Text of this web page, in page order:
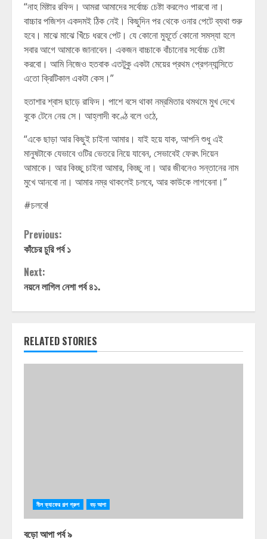
“নাহ মিষ্টার রফিদ। আমরা আমাদের সর্বোচ্চ চেষ্টা করলেও পারবো না।
বাচ্চার পজিশন একদমই ঠিক নেই। কিছুদিন পর থেকে ওনার পেটে ব্যথা শুরু
হবে। মাঝে মাঝে খিঁচে ধরবে পেট। যে কোনো মুহূর্তে কোনো সমস্যা হলে
সবার আগে আমাকে জানাবেন। একজন বাচ্চাকে বাঁচানোর সর্বোচ্চ চেষ্টা
করবো। আমি নিজেও হতবাক এতটুকু একটা মেয়ের প্রথম প্রেগন্যান্সিতে
এতো ক্রিটিকাল একটা কেস।”
হতাশার শ্বাস ছাড়ে রাফিদ। পাশে বসে থাকা নম্রমিতার থমথমে মুখ দেখে
বুকে টেনে নেয় সে। আহ্লাদী কণ্ঠে বলে ওঠে,
“একে ছাড়া আর কিছুই চাইনা আমার। যাই হয়ে যাক, আপনি শুধু এই
মানুষটাকে যেভাবে ওটির ভেতরে নিয়ে যাবেন, সেভাবেই ফেরৎ দিয়েন
আমাকে। আর কিচ্ছু চাইনা আমার, কিচ্ছু না। আর জীবনেও সন্তানের নাম
মুখে আনবো না। আমার নম্র থাকলেই চলবে, আর কাউকে লাগবেনা।”
#চলবে!
Continue
Reading
Previous:
কাঁচের চুরি পর্ব ১
Next:
নয়নে লাগিল নেশা পর্ব ৪১.
RELATED STORIES
নীল ক্যাফের গল্প গ্রুপ বড় আপা
বড়ো আপা পর্ব ৯